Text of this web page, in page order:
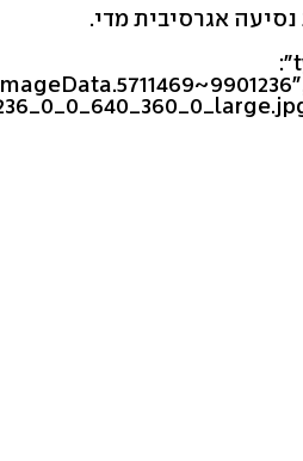
אגרסיבית מדי.
{"type":"image","data":